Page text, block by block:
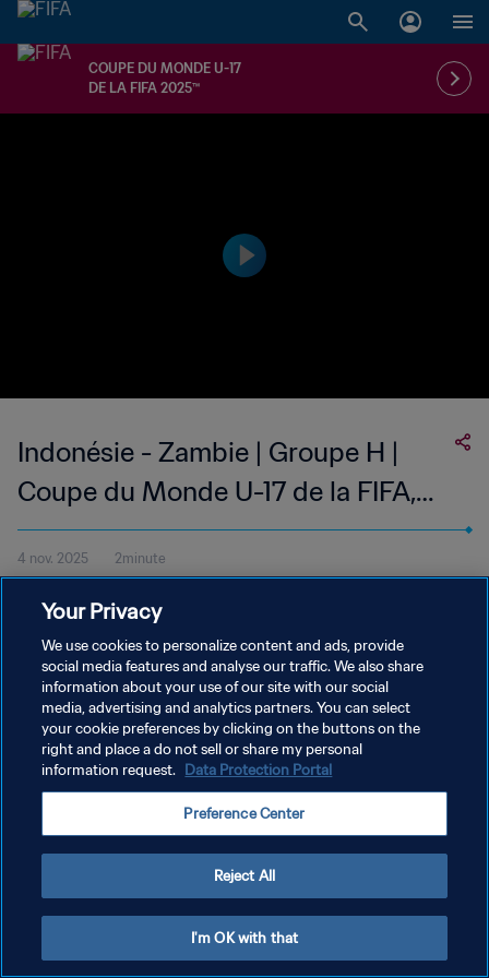
COUPE DU MONDE U-17
DE LA FIFA 2025™
Indonésie - Zambie | Groupe H |
Coupe du Monde U-17 de la FIFA,
Qatar 2025™ | Temps forts
4 nov. 2025 2minute
Regardez les temps forts du match Indonésie - Zambie disputé à
l’Aspire Zone, Doha le mardi 4 novembre à 18h45 (heure locale).
POLITIQUE DE CONFIDENTIALITÉ
CONDITIONS D'UTILISATION
GÉRER VOS PRÉFÉRENCES SUR LES COOKIES
Copyright © 1994 - 2026 FIFA. Tous droits réservés.
Your Privacy
We use cookies to personalize content and ads, provide
social media features and analyse our traffic. We also share
information about your use of our site with our social
media, advertising and analytics partners. You can select
your cookie preferences by clicking on the buttons on the
right and place a do not sell or share my personal
information request. Data Protection Portal
Preference Center
Reject All
I'm OK with that